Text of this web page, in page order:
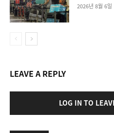
2026년 8월 6일
LEAVE A REPLY
LOG IN TO